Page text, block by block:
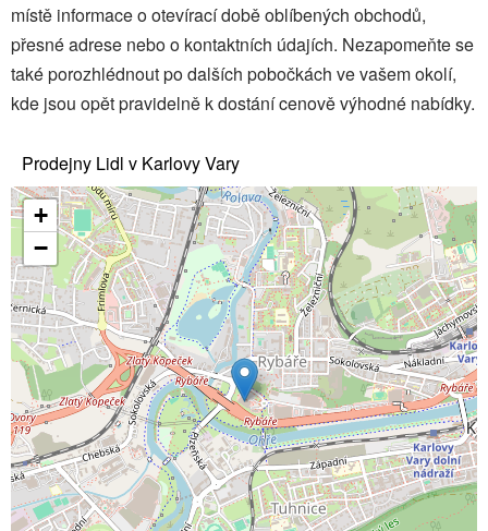
místě informace o otevírací době oblíbených obchodů,
přesné adrese nebo o kontaktních údajích. Nezapomeňte se
také porozhlédnout po dalších pobočkách ve vašem okolí,
kde jsou opět pravidelně k dostání cenově výhodné nabídky.
Prodejny Lidl v Karlovy Vary
+
−